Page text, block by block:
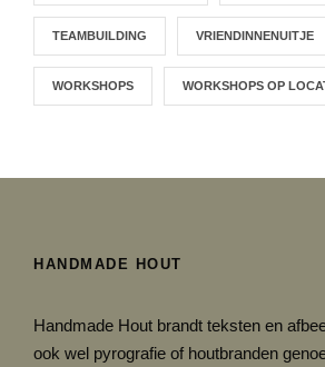
TEAMBUILDING VRIENDINNENUITJE
WORKSHOPS WORKSHOPS OP
HANDMADE HOUT
Handmade Hout brandt teksten en
ook wel pyrografie of houtbranden